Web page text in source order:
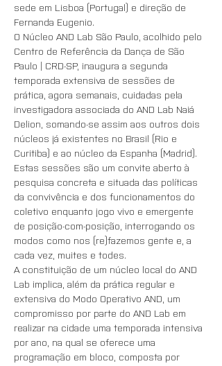
sede em Lisboa (Portugal) e direção de
Fernanda Eugenio.
O Núcleo AND Lab São Paulo, acolhido pelo
Centro de Referência da Dança de São
Paulo | CRD-SP, inaugura a segunda
temporada extensiva de sessões de
prática, agora semanais, cuidadas pela
investigadora associada do AND Lab Naiá
Delion, somando-se assim aos outros dois
núcleos já existentes no Brasil (Rio e
Curitiba) e ao núcleo da Espanha (Madrid).
Estas sessões são um convite aberto à
pesquisa concreta e situada das políticas
da convivência e dos funcionamentos do
coletivo enquanto jogo vivo e emergente
de posição-com-posição, interrogando os
modos como nos (re)fazemos gente e, a
cada vez, muites e todes.
A constituição de um núcleo local do AND
Lab implica, além da prática regular e
extensiva do Modo Operativo AND, um
compromisso por parte do AND Lab em
realizar na cidade uma temporada intensiva
por ano, na qual se oferece uma
programação em bloco, composta por